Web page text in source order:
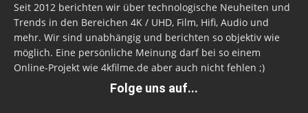
Seit 2012 berichten wir über technologische Neuheiten und
Trends in den Bereichen 4K / UHD, Film, Hifi, Audio und
mehr. Wir sind unabhängig und berichten so objektiv wie
möglich. Eine persönliche Meinung darf bei so einem
Online-Projekt wie 4kfilme.de aber auch nicht fehlen ;)
Folge uns auf...